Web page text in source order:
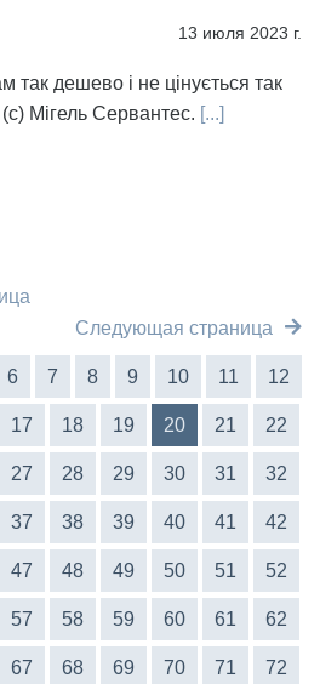
13 июля 2023 г.
дешево і не цінується так
(с) Мігель Сервантес. [...]
Следующая страница
6 7 8 9 10 11 12
17 18 19 20 21 22
27 28 29 30 31 32
37 38 39 40 41 42
47 48 49 50 51 52
57 58 59 60 61 62
67 68 69 70 71 72